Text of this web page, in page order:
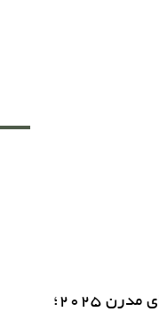
آشپزخانه‌های مدرن ۲۰۲۵؛